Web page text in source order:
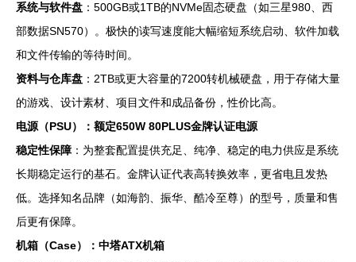
系统与软件盘 ：500GB或1TB的NVMe固态硬盘（如三星980、西
部数据SN570）。极快的读写速度能大幅缩短系统启动、软件加载
和文件传输的等待时间。
资料与仓库盘 ：2TB或更大容量的7200转机械硬盘，用于存储大量
的游戏、设计素材、项目文件和成品备份，性价比高。
电源（PSU）：额定650W 80PLUS金牌认证电源
稳定性保障 ：为整套配置提供充足、纯净、稳定的电力供应是系统
长期稳定运行的基石。金牌认证代表高转换效率，更省电且发热
低。选择知名品牌（如海韵、振华、酷冷至尊）的型号，质量和售
后更有保障。
机箱（Case）：中塔ATX机箱